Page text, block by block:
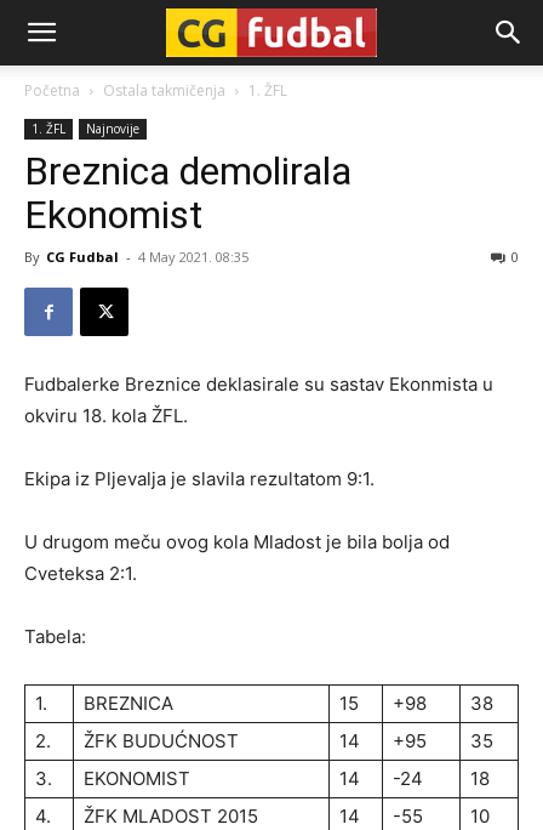
CG-
Fudbal
Početna Ostala takmičenja 1. ŽFL
1. ŽFL Najnovije
Breznica demolirala
Ekonomist
By CG Fudbal - 4 May 2021. 08:35 0
Fudbalerke Breznice deklasirale su sastav Ekonmista u
okviru 18. kola ŽFL.
Ekipa iz Pljevalja je slavila rezultatom 9:1.
U drugom meču ovog kola Mladost je bila bolja od
Cveteksa 2:1.
Tabela:
1. BREZNICA 15 +98
38
2.
ŽFK BUDUĆNOST 14 +95
35
3.
EKONOMIST 14 -24
18
4.
ŽFK MLADOST 2015 14 -55
10